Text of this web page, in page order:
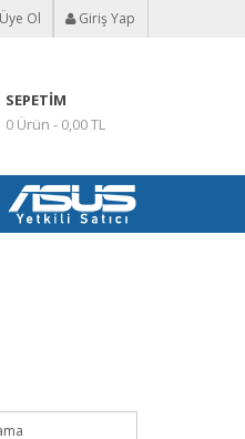
Ol Giriş Yap
SEPETIM
0 Ürün - 0,00 TL